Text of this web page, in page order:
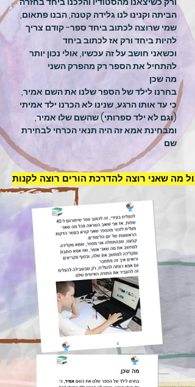
הביתה וקנינו לנו גלידה קטנה, הבנו פתאום,
שמי שרוצה לכתוב ביחד ספר- קודם צריך
להיות ביחד ורק אז לכתוב ביחד
וכשאני חושב על זה עכשיו, אולי נכון יותר
להתחיל את הספר רק מהפרק השני
מה שכן
בחרנו לילד של הספר שלנו את השם אמיר,
כי עד אותו הרגע, שנינו לא הכרנו ילד אמיתי
(וגם לא ילד ספרותי) שהשם שלו אמיר,
ומבחינת אמא זה היה תנאי הכרחי לבחירת
שם
בול מה שאני רוצה להדרכת הורים רוצה לקנות